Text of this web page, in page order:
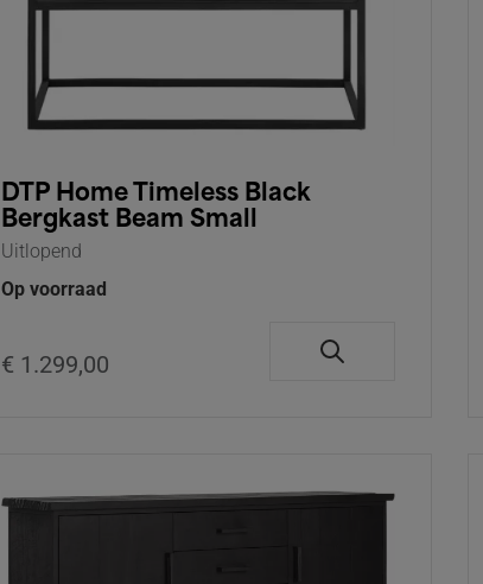
DTP Home Timeless Black
Bergkast Beam Small
Uitlopend
Op voorraad
€ 1.299,00